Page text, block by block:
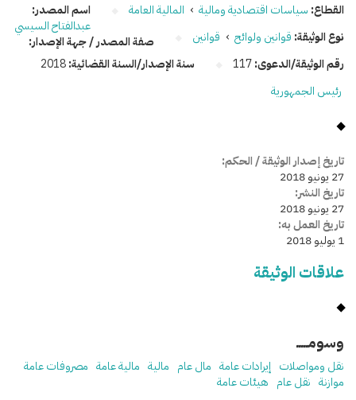
القطاع: سياسات اقتصادية ومالية › المالية العامة
نوع الوثيقة: قوانين ولوائح › قوانين
رقم الوثيقة/الدعوى:117 سنة الإصدار/السنة القضائية:2018
اسم المصدر:
عبدالفتاح السيسي
صفة المصدر / جهة الإصدار:
رئيس الجمهورية
تاريخ إصدار الوثيقة / الحكم:
27 يونيو 2018
تاريخ النشر:
27 يونيو 2018
تاريخ العمل به:
1 يوليو 2018
علاقات الوثيقة
وسومـــــ
نقل ومواصلات إيرادات عامة مال عام مالية مالية عامة مصروفات عامة
موازنة نقل عام هيئات عامة